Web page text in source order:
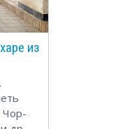
из
Чор-